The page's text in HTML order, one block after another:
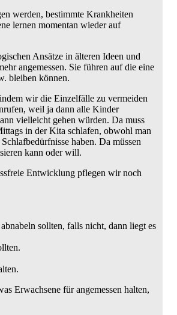
werden, bestimmte Krankheiten
lernen momentan wieder auf
Ansätze in älteren Ideen und
angemessen. Sie führen auf die eine
bleiben können.
wir die Einzelfälle zu vermeiden
weil ja dann alle Kinder
vielleicht gehen würden. Da muss
in der Kita schlafen, obwohl man
haben. Da müssen
kann oder will.
Entwicklung pflegen wir noch
sollten, falls nicht, dann liegt es
Erwachsene für angemessen halten,